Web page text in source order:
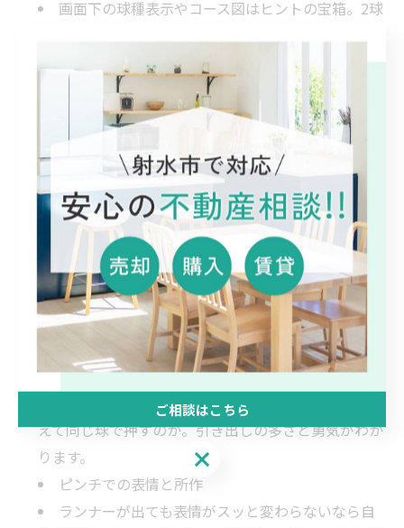
画面下の球種表示やコース図はヒントの宝箱。2球
たるとスカッ、外れても「なるほど」と学びが増えま
解説者が触れる「配球の伏線」をメモしておく
と、終盤の勝負球で「これが回収だ！」と気づけま
す。
4. これからチェックしたいポイント
立ち上がりの数打席
初回はその日のコンディションが出やすい時間。
最初の3人にどう攻めるかで、その試合の設計図が見
同じ打者への第2打席・第3打席
一度打たれた配球を「くるり」と変えるのか、あ
えて同じ球で押すのか。引き出しの多さと勇気がわか
ります。
ピンチでの表情と所作
ランナーが出ても表情がスッと変わらないなら自
ご相談はこちら
ご相談はこちら